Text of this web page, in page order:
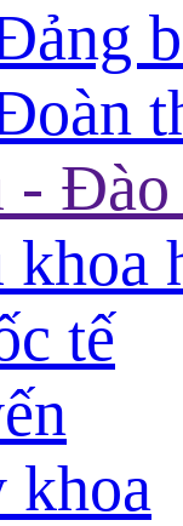
- Đào
tế
khoa